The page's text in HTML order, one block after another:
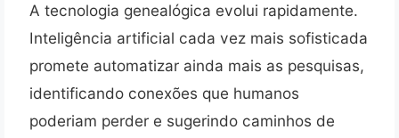
A tecnologia genealógica evolui rapidamente.
Inteligência artificial cada vez mais sofisticada
promete automatizar ainda mais as pesquisas,
identificando conexões que humanos
poderiam perder e sugerindo caminhos de